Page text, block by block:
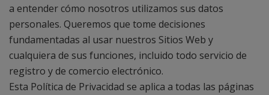
a entender cómo nosotros utilizamos sus datos
personales. Queremos que tome decisiones
fundamentadas al usar nuestros Sitios Web y
cualquiera de sus funciones, incluido todo servicio de
registro y de comercio electrónico.
Esta Política de Privacidad se aplica a todas las páginas